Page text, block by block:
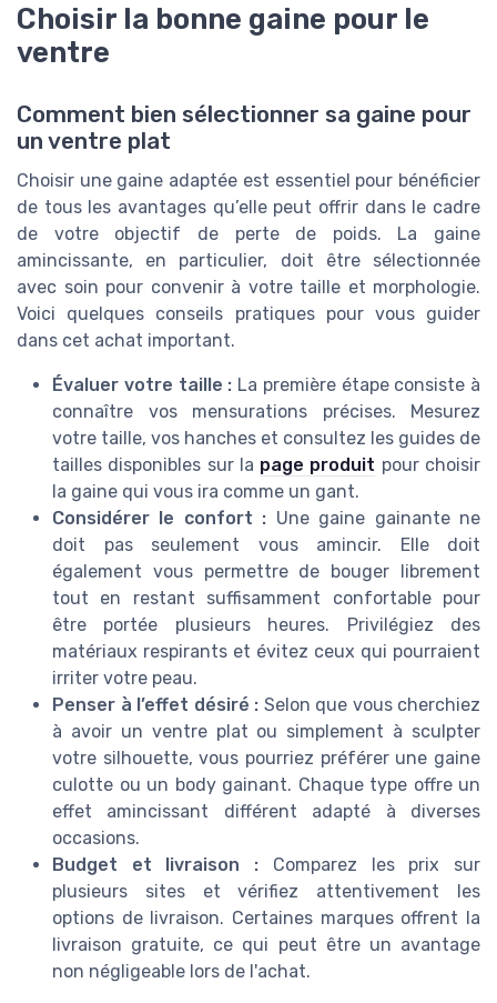
Choisir la bonne gaine pour le
ventre
Comment bien sélectionner sa gaine pour
un ventre plat
Choisir une gaine adaptée est essentiel pour bénéficier
de tous les avantages qu’elle peut offrir dans le cadre
de votre objectif de perte de poids. La gaine
amincissante, en particulier, doit être sélectionnée
avec soin pour convenir à votre taille et morphologie.
Voici quelques conseils pratiques pour vous guider
dans cet achat important.
Évaluer votre taille : La première étape consiste à
connaître vos mensurations précises. Mesurez
votre taille, vos hanches et consultez les guides de
tailles disponibles sur la page produit pour choisir
la gaine qui vous ira comme un gant.
Considérer le confort : Une gaine gainante ne
doit pas seulement vous amincir. Elle doit
également vous permettre de bouger librement
tout en restant suffisamment confortable pour
être portée plusieurs heures. Privilégiez des
matériaux respirants et évitez ceux qui pourraient
irriter votre peau.
Penser à l’effet désiré : Selon que vous cherchiez
à avoir un ventre plat ou simplement à sculpter
votre silhouette, vous pourriez préférer une gaine
culotte ou un body gainant. Chaque type offre un
effet amincissant différent adapté à diverses
occasions.
Budget et livraison : Comparez les prix sur
plusieurs sites et vérifiez attentivement les
options de livraison. Certaines marques offrent la
livraison gratuite, ce qui peut être un avantage
non négligeable lors de l'achat.